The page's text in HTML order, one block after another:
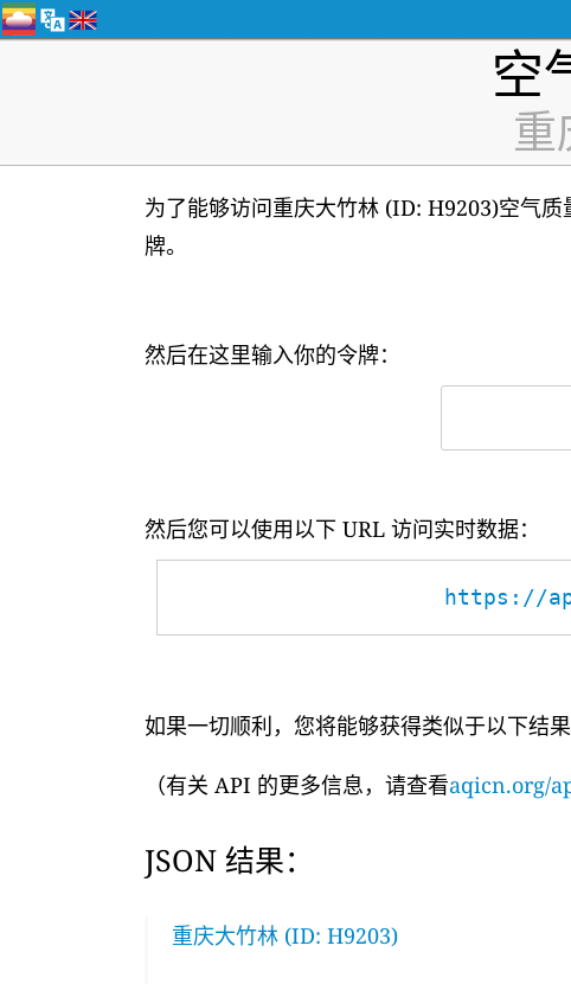
空
重
为了能够访问重庆大竹林 (ID: H9203)空气
牌。
然后在这里输入你的令牌：
然后您可以使用以下 URL 访问实时数据：
https://
如果一切顺利，您将能够获得类似于以下结果
（有关 API 的更多信息，请查看aqicn.org/
JSON 结果：
重庆大竹林 (ID: H9203)